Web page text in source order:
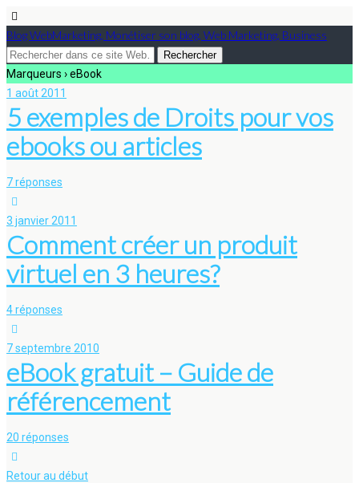
Blog WebMarketing, Monétiser son blog, Web Marketing, Business
Marqueurs › eBook
1 août 2011
5 exemples de Droits pour vos
ebooks ou articles
7 réponses
3 janvier 2011
Comment créer un produit
virtuel en 3 heures?
4 réponses
7 septembre 2010
eBook gratuit – Guide de
référencement
20 réponses
Retour au début